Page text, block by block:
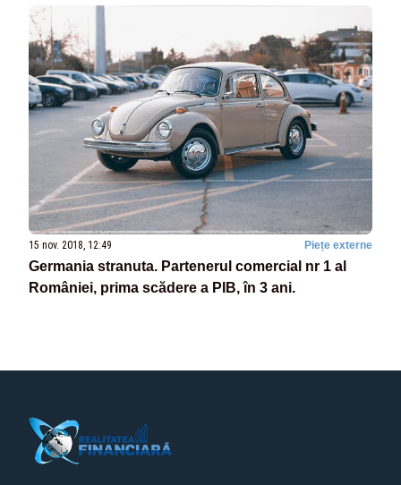
15 nov. 2018, 12:49 Piețe externe
Germania stranuta. Partenerul comercial nr 1 al
României, prima scădere a PIB, în 3 ani.